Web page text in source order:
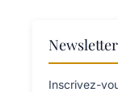
Newsletter
Inscrivez-